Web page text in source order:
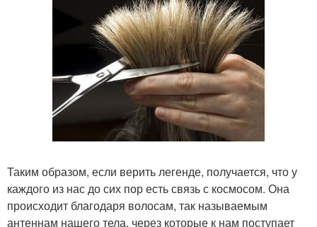
Таким образом, если верить легенде, получается, что у
каждого из нас до сих пор есть связь с космосом. Она
происходит благодаря волосам, так называемым
антеннам нашего тела, через которые к нам поступает